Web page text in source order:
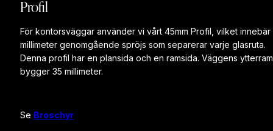
Profil
För kontorsväggar använder vi vårt 45mm Profil, vilket innebär
millimeter genomgående spröjs som separerar varje glasruta.
Denna profil har en plansida och en ramsida. Väggens ytterram
bygger 35 millimeter.
Se Broschyr